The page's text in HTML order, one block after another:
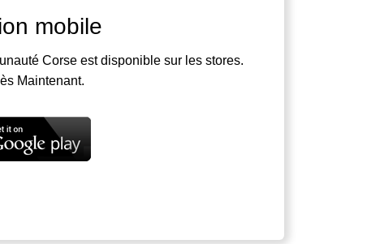
mobile
Corse est disponible sur les stores.
Maintenant.